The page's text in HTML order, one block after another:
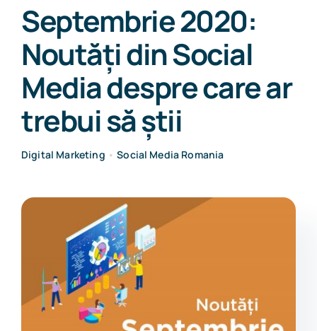
Insights & News
About Us
Careers
Get in touch
Septembrie 2020:
Noutăți din Social
Media despre care ar
trebui să știi
Digital Marketing •Social Media Romania